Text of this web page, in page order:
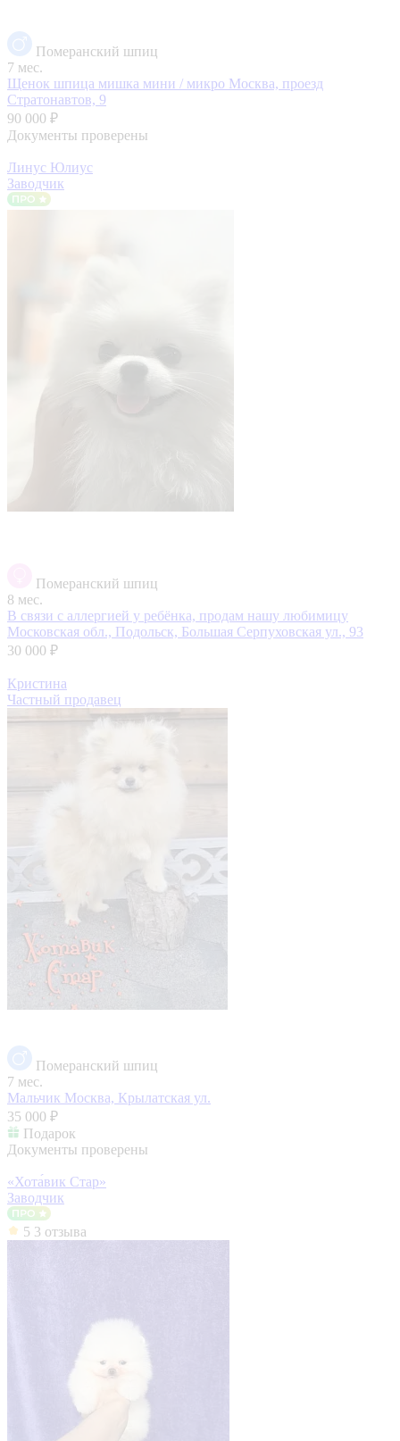
Померанский шпиц
7 мес.
Щенок шпица мишка мини / микро Москва, проезд
Стратонавтов, 9
90 000 ₽
Документы проверены
Линус Юлиус
Заводчик
Померанский шпиц
8 мес.
В связи с аллергией у ребёнка, продам нашу любимицу
Московская обл., Подольск, Большая Серпуховская ул., 93
30 000 ₽
Кристина
Частный продавец
Померанский шпиц
7 мес.
Мальчик Москва, Крылатская ул.
35 000 ₽
Подарок
Документы проверены
«Хота́вик Стар»
Заводчик
5 3 отзыва